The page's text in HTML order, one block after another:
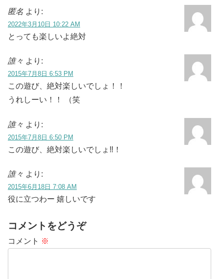
匿名 より:
2022年3月10日 10:22 AM
とっても楽しいよ絶対
誰々 より:
2015年7月8日 6:53 PM
この遊び、絶対楽しいでしょ！！
うれしーい！！ （笑
誰々 より:
2015年7月8日 6:50 PM
この遊び、絶対楽しいでしょ‼︎！
誰々 より:
2015年6月18日 7:08 AM
役に立つわー 嬉しいです
コメントをどうぞ
コメント ※